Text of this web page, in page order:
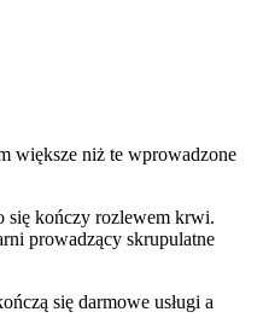
większe niż te wprowadzone
się kończy rozlewem krwi.
prowadzący skrupulatne
się darmowe usługi a